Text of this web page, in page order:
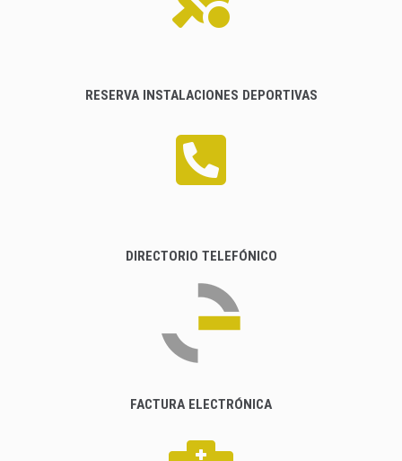
RESERVA INSTALACIONES DEPORTIVAS
DIRECTORIO TELEFÓNICO
FACTURA ELECTRÓNICA